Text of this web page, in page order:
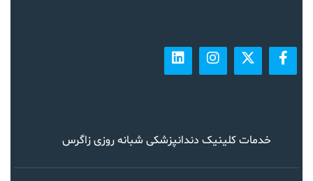
خدمات کلینیک دندانپزشکی شبانه روزی زاگرس